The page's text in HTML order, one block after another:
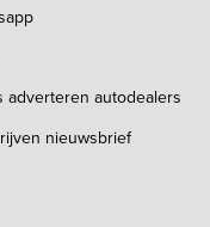
adverteren autodealers
nieuwsbrief